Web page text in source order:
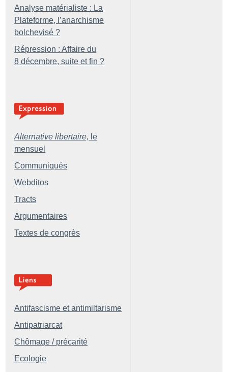
Analyse matérialiste : La
Plateforme, l’anarchisme
bolchevisé ?
Répression : Affaire du
8 décembre, suite et fin ?
Alternative libertaire, le
mensuel
Communiqués
Webditos
Tracts
Argumentaires
Textes de congrès
Antifascisme et antimiltarisme
Antipatriarcat
Chômage / précarité
Ecologie